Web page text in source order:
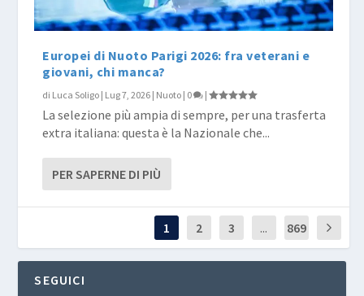
Europei di Nuoto Parigi 2026: fra veterani e
giovani, chi manca?
di Luca Soligo | Lug 7, 2026 | Nuoto | 0 |
La selezione più ampia di sempre, per una trasferta
extra italiana: questa è la Nazionale che...
PER SAPERNE DI PIÙ
1 2 3 ... 869
SEGUICI